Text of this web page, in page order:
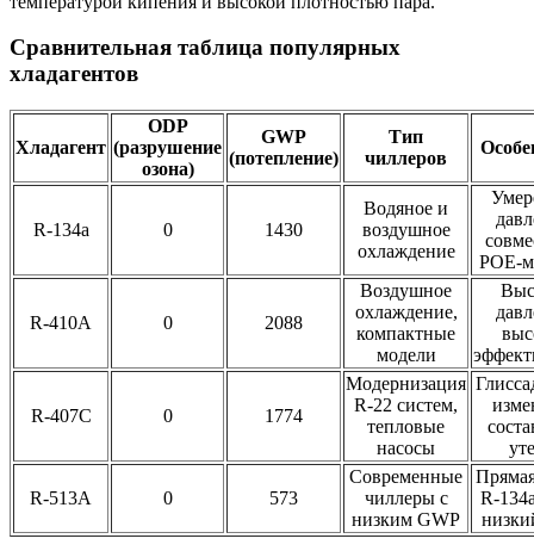
Сравнительная таблица популярных
хладагентов
Хладагент
ODP
(разрушение
озона)
GWP
(потепление)
Тип
чиллеров
R-134a 0 1430
Водяное и
воздушное
охлаждение
POE-
R-410A 0 2088
Воздушное
охлаждение,
компактные
модели
R-407C 0 1774
Модернизация
R-22 систем,
тепловые
насосы
R-513A 0 573
Современные
чиллеры с
низким GWP
R-